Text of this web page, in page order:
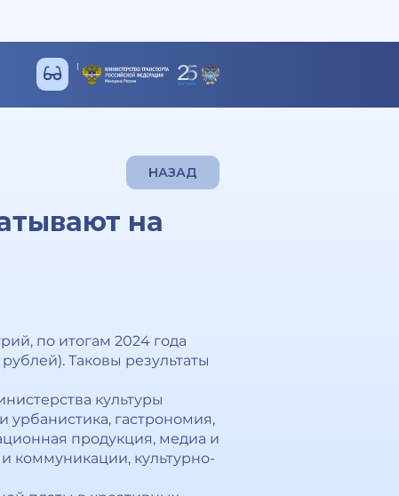
НАЗАД
на
по итогам 2024 года
Таковы результаты
культуры
урбанистика, гастрономия,
продукция, медиа и
коммуникации, культурно-